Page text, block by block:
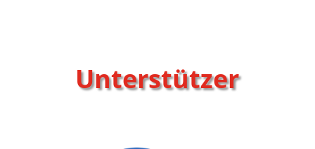
Unterstützer